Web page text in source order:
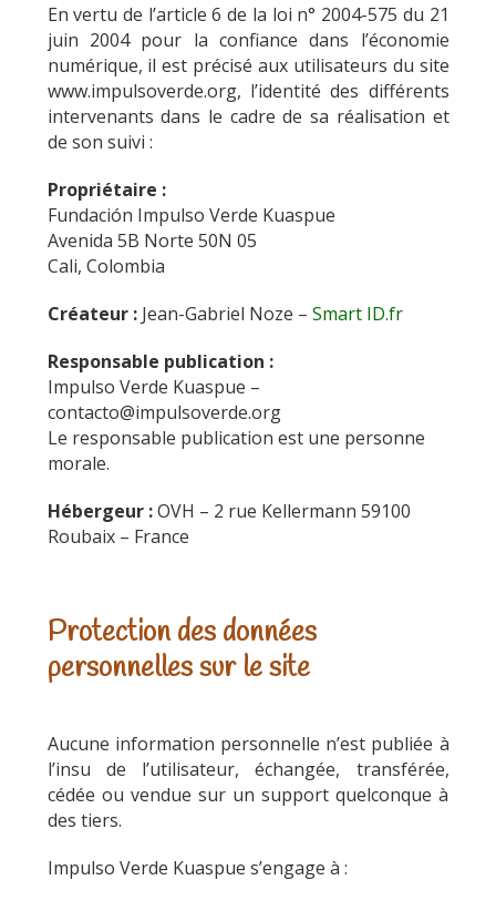
En vertu de l’article 6 de la loi n° 2004-575 du 21
juin 2004 pour la confiance dans l’économie
numérique, il est précisé aux utilisateurs du site
www.impulsoverde.org, l’identité des différents
intervenants dans le cadre de sa réalisation et
de son suivi :
Propriétaire :
Fundación Impulso Verde Kuaspue
Avenida 5B Norte 50N 05
Cali, Colombia
Créateur :Jean-Gabriel Noze – Smart ID.fr
Responsable publication :
Impulso Verde Kuaspue –
contacto@impulsoverde.org
Le responsable publication est une personne
morale.
Hébergeur :OVH – 2 rue Kellermann 59100
Roubaix – France
Protection des données
personnelles sur le site
Aucune information personnelle n’est publiée à
l’insu de l’utilisateur, échangée, transférée,
cédée ou vendue sur un support quelconque à
des tiers.
Impulso Verde Kuaspue s’engage à :